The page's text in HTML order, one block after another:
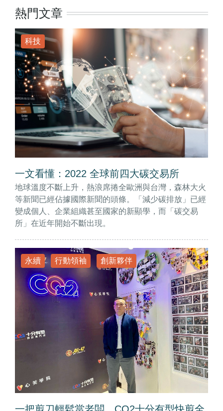
熱門文章
科技
一文看懂：2022 全球前四大碳交易所
地球溫度不斷上升，熱浪席捲全歐洲與台灣，森林大火
等新聞已經佔據國際新聞的頭條。「減少碳排放」已經
變成個人、企業組織甚至國家的新顯學，而「碳交易
所」在近年開始不斷出現。
永續 行動領袖 創新夥伴